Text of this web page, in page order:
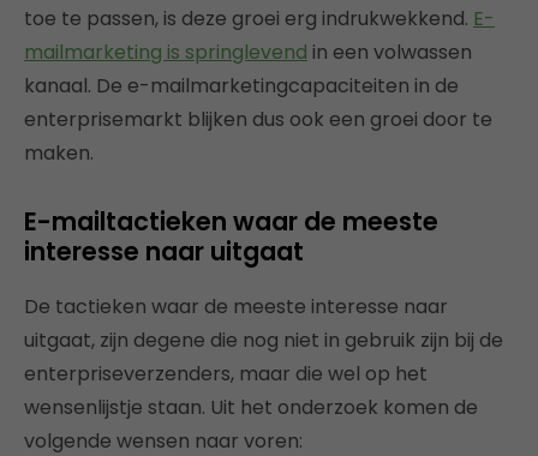
toe te passen, is deze groei erg indrukwekkend. E-
mailmarketing is springlevend in een volwassen
kanaal. De e-mailmarketingcapaciteiten in de
enterprisemarkt blijken dus ook een groei door te
maken.
E-mailtactieken waar de meeste
interesse naar uitgaat
De tactieken waar de meeste interesse naar
uitgaat, zijn degene die nog niet in gebruik zijn bij de
enterpriseverzenders, maar die wel op het
wensenlijstje staan. Uit het onderzoek komen de
volgende wensen naar voren: